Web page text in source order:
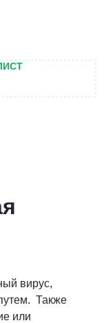
вирус,
Также
или